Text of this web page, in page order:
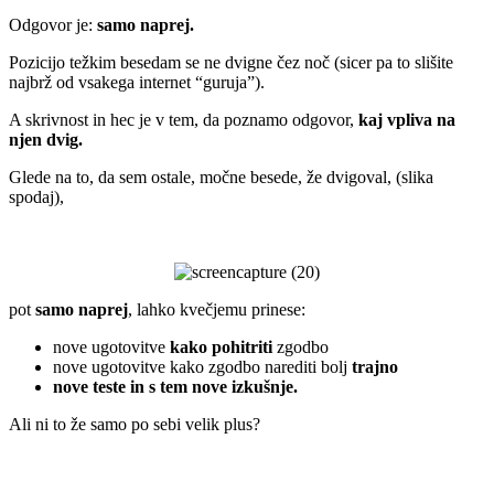
Odgovor je: samo naprej.
Pozicijo težkim besedam se ne dvigne čez noč (sicer pa to slišite
najbrž od vsakega internet “guruja”).
A skrivnost in hec je v tem, da poznamo odgovor, kaj vpliva na
njen dvig.
Glede na to, da sem ostale, močne besede, že dvigoval, (slika
spodaj),
pot samo naprej, lahko kvečjemu prinese:
nove ugotovitve kako pohitriti zgodbo
nove ugotovitve kako zgodbo narediti bolj trajno
nove teste in s tem nove izkušnje.
Ali ni to že samo po sebi velik plus?